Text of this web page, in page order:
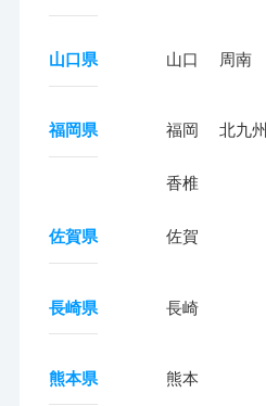
山口県 山口 周南
福岡県 福岡 北九州
香椎
佐賀県 佐賀
長崎県 長崎
熊本県 熊本